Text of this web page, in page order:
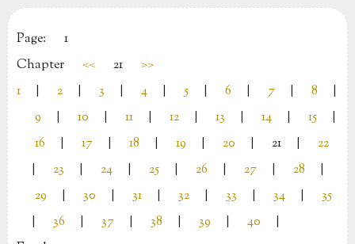
Page:
1
Chapter
<< 21
>>
1
2 3 4 5 6 7 8
9
10 11 12 13 14 15
16
17 18 19 20 21
22
23 24 25 26 27 28
29
30 31 32 33 34
35
36 37 38 39 40